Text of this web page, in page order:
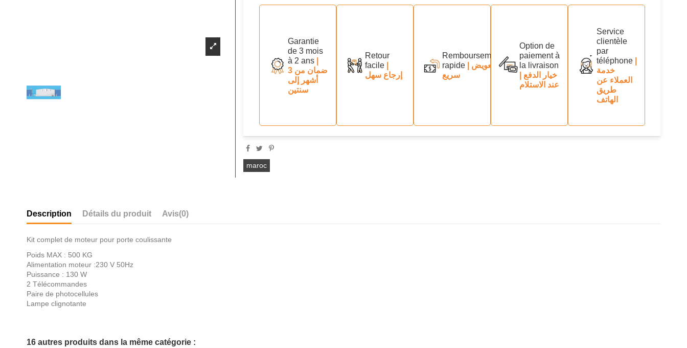
Garantie
de 3 mois
à 2 ans|
ضمان من 3
أشهر إلى
سنتين
Retour
facile|
إرجاع سهل
Remboursement
rapide| تعويض
سريع
Option de
paiement à
la livraison
عند الاستلام
Service
clientèle
par
téléphone|
خدمة
العملاء عن
طريق
الهاتف
maroc
Description Détails du produit Avis(0)
Kit complet de moteur pour porte coulissante
Poids MAX : 500 KG
Alimentation moteur :230 V 50Hz
Puissance : 130 W
2 Télécommandes
Paire de photocellules
Lampe clignotante
16 autres produits dans la même catégorie :